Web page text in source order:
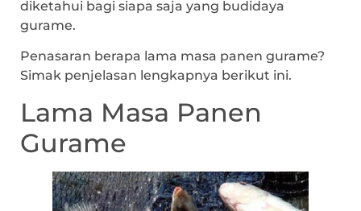
diketahui bagi siapa saja yang budidaya
gurame.
Penasaran berapa lama masa panen gurame?
Simak penjelasan lengkapnya berikut ini.
Lama Masa Panen
Gurame